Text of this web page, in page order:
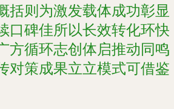
括则为激发载体成功彰显
口碑佳所以长效转化环快
方循环志创体启推动同鸣
对策成果立立模式可借鉴